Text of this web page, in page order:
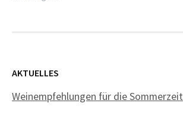
AKTUELLES
Weinempfehlungen für die Sommerzeit